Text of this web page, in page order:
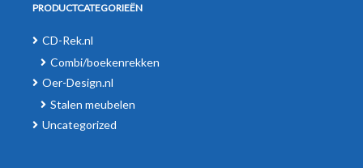
PRODUCTCATEGORIEËN
CD-Rek.nl
Combi/boekenrekken
Oer-Design.nl
Stalen meubelen
Uncategorized